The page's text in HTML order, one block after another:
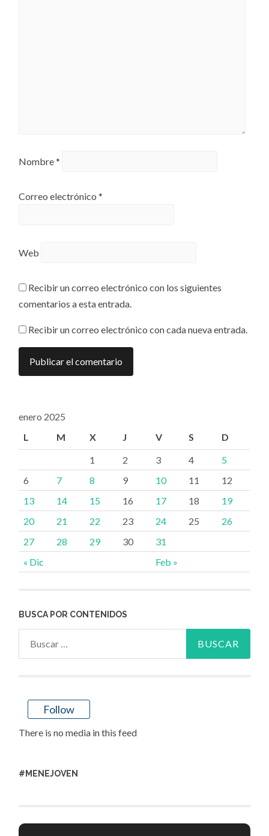
Nombre*
Correo electrónico*
Web
Recibir un correo electrónico con los siguientes
comentarios a esta entrada.
Recibir un correo electrónico con cada nueva entrada.
enero 2025
L
M X J V S D
« Dic Feb »
1 2 3 4
5
6
7 8 9 10 11
12
13
14 15 16 17 18
19
20
21 22 23 24 25
26
27
28 29 30 31
BUSCA POR CONTENIDOS
Follow
There is no media in this feed
#MENEJOVEN